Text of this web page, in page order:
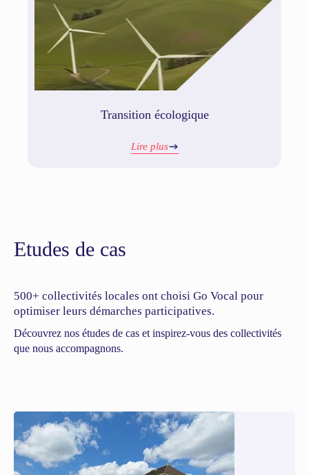
Transition écologique
Lire plus
Etudes de cas
500+ collectivités locales ont choisi Go Vocal pour
optimiser leurs démarches participatives.
Découvrez nos études de cas et inspirez-vous des collectivités
que nous accompagnons.